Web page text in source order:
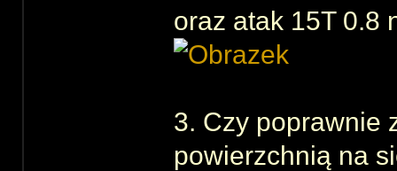
oraz atak 15T 0.8
3. Czy poprawnie
powierzchnią na